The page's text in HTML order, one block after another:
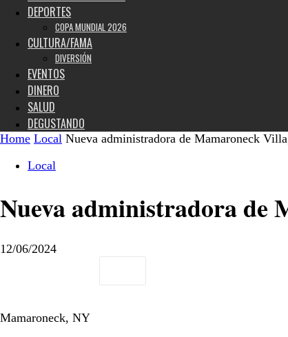
DEPORTES
COPA MUNDIAL 2026
CULTURA/FAMA
DIVERSIÓN
EVENTOS
DINERO
SALUD
DEGUSTANDO
Home Local Nueva administradora de Mamaroneck
Local
Nueva administradora de
12/06/2024
Mamaroneck, NY